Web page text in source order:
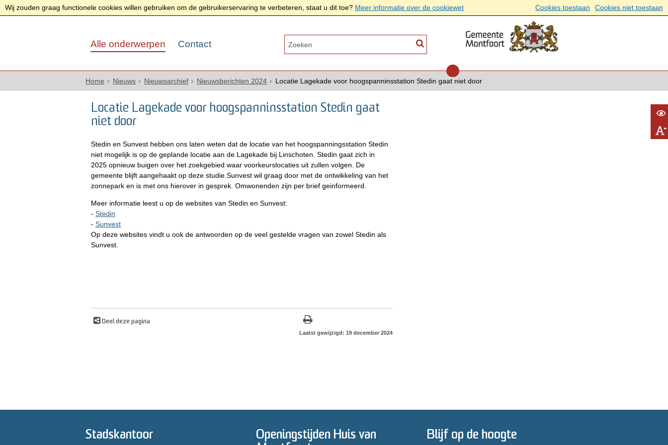
Wij zouden graag functionele cookies willen gebruiken om de gebruikerservaring te verbeteren, staat u dit toe? Meer informatie over de cookiewet Cookies toestaan Cookies niet toestaan
Alle onderwerpen Contact
Home Nieuws Nieuwsarchief Nieuwsberichten 2024 Locatie Lagekade voor hoogspanninsstation Stedin gaat niet door
Locatie Lagekade voor hoogspanninsstation Stedin gaat
niet door
Stedin en Sunvest hebben ons laten weten dat de locatie van het hoogspanningsstation Stedin
niet mogelijk is op de geplande locatie aan de Lagekade bij Linschoten. Stedin gaat zich in
2025 opnieuw buigen over het zoekgebied waar voorkeurslocaties uit zullen volgen. De
gemeente blijft aangehaakt op deze studie.Sunvest wil graag door met de ontwikkeling van het
zonnepark en is met ons hierover in gesprek. Omwonenden zijn per brief geinformeerd.
Meer informatie leest u op de websites van Stedin en Sunvest:
- Stedin
- Sunvest
Op deze websites vindt u ook de antwoorden op de veel gestelde vragen van zowel Stedin als
Sunvest.
Deel deze pagina
Laatst gewijzigd: 19 december 2024
Stadskantoor
Openingstijden Huis van
Blijf op de hoogte